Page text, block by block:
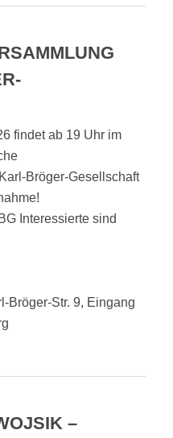
findet ab 19 Uhr im
Bröger-Gesellschaft
Interessierte sind
Bröger-Str. 9, Eingang
–